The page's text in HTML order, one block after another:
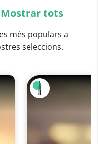
Mostrar tots
més populars a
seleccions.